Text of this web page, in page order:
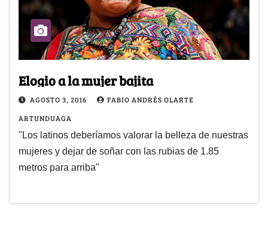
Elogio a la mujer bajita
AGOSTO 3, 2016
FABIO ANDRÉS OLARTE
ARTUNDUAGA
"Los latinos deberíamos valorar la belleza de nuestras
mujeres y dejar de soñar con las rubias de 1.85
metros para arriba"